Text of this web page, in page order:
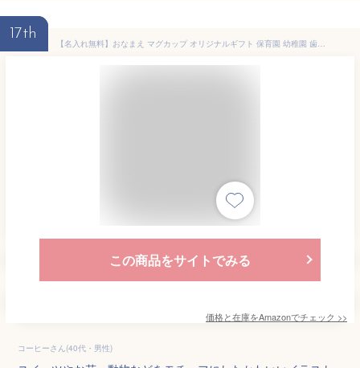
17th
【名入れ無料】おなまえ マグカップ オリジナルギフト 保育園 幼稚園 歯磨きコップ (プラスチック/8cm×10cm) オーダーメイド オリジナルマグカップ 誕生日プレゼント ギフト
この商品をサイトでみる
価格と在庫をAmazonでチェック >>
コーヒーさん(40代・男性)